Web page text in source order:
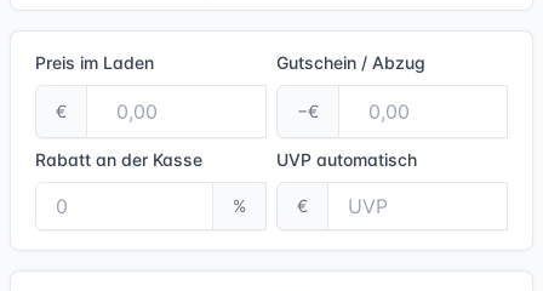
Preis im Laden
€
Gutschein / Abzug
−€
Rabatt an der Kasse
%
UVP automatisch
€